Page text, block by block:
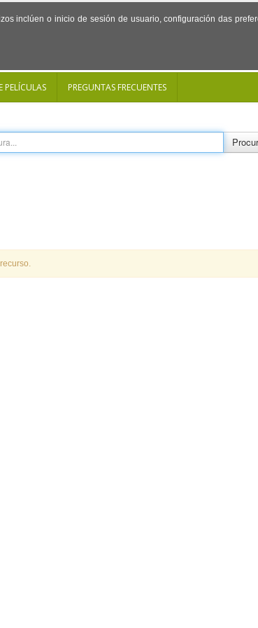
inclúen o inicio de sesión de usuario, configuración das
PELÍCULAS PREGUNTAS FRECUENTES